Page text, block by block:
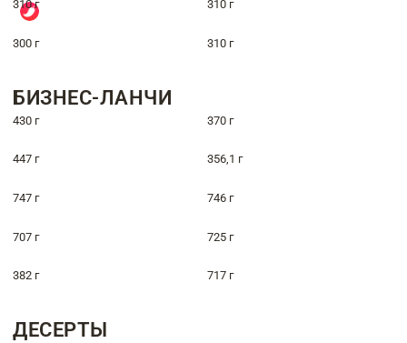
310 г 310 г
300 г 310 г
БИЗНЕС-ЛАНЧИ
430 г 370 г
447 г 356,1 г
747 г 746 г
707 г 725 г
382 г 717 г
ДЕСЕРТЫ